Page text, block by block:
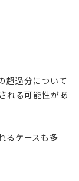
超過分について
れる可能性があ
るケースも多